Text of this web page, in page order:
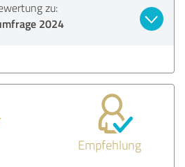
zu:
2024
Empfehlung